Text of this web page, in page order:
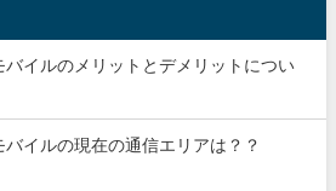
バイルのメリットとデメリットについ
バイルの現在の通信エリアは？？